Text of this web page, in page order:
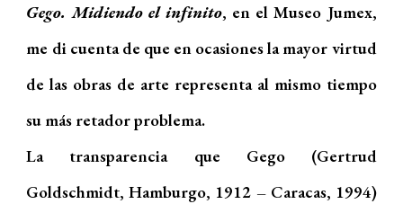
Gego. Midiendo el infinito, en el Museo Jumex,
me di cuenta de que en ocasiones la mayor virtud
de las obras de arte representa al mismo tiempo
su más retador problema.
La transparencia que Gego (Gertrud
Goldschmidt, Hamburgo, 1912 – Caracas, 1994)